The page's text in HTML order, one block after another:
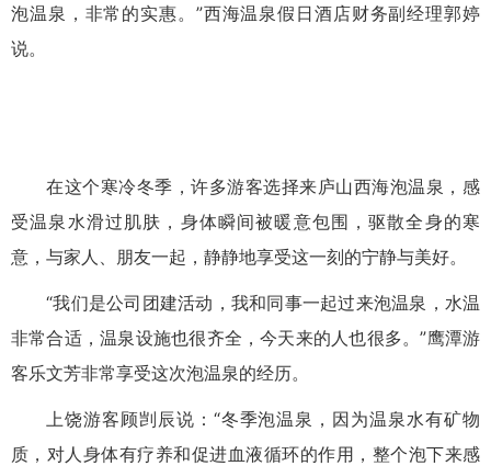
泡温泉，非常的实惠。”西海温泉假日酒店财务副经理郭婷
说。
在这个寒冷冬季，许多游客选择来庐山西海泡温泉，感
受温泉水滑过肌肤，身体瞬间被暖意包围，驱散全身的寒
意，与家人、朋友一起，静静地享受这一刻的宁静与美好。
“我们是公司团建活动，我和同事一起过来泡温泉，水温
非常合适，温泉设施也很齐全，今天来的人也很多。”鹰潭游
客乐文芳非常享受这次泡温泉的经历。
上饶游客顾剀辰说：“冬季泡温泉，因为温泉水有矿物
质，对人身体有疗养和促进血液循环的作用，整个泡下来感